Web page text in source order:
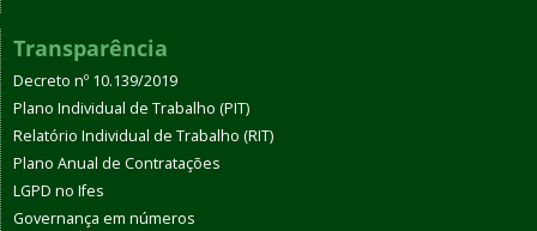
Transparência
Decreto nº 10.139/2019
Plano Individual de Trabalho (PIT)
Relatório Individual de Trabalho (RIT)
Plano Anual de Contratações
LGPD no Ifes
Governança em números